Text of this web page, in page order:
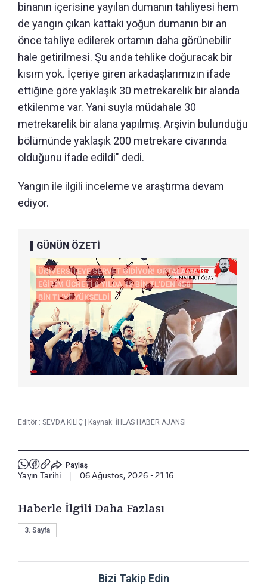
binanın içerisine yayılan dumanın tahliyesi hem
de yangın çıkan kattaki yoğun dumanın bir an
önce tahliye edilerek ortamın daha görünebilir
hale getirilmesi. Şu anda tehlike doğuracak bir
kısım yok. İçeriye giren arkadaşlarımızın ifade
ettiğine göre yaklaşık 30 metrekarelik bir alanda
etkilenme var. Yani suyla müdahale 30
metrekarelik bir alana yapılmış. Arşivin bulunduğu
bölümünde yaklaşık 200 metrekare civarında
olduğunu ifade edildi" dedi.
Yangın ile ilgili inceleme ve araştırma devam
ediyor.
GÜNÜN ÖZETİ
Editör : SEVDA KILIÇ Kaynak: İHLAS HABER AJANSI
Paylaş
Yayın Tarihi 06 Ağustos, 2026 - 21:16
Haberle İlgili Daha Fazlası
3. Sayfa
Bizi Takip Edin